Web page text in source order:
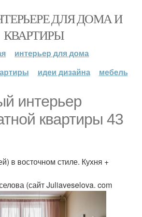
ДЛЯ ДОМА И
КВАРТИРЫ
интерьер для дома
идеи дизайна мебель
интерьер
квартиры 43
в восточном стиле. Кухня +
(сайт Juliaveselova. com